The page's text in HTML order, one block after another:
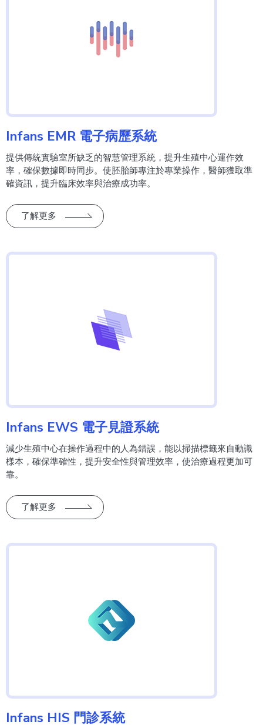
Infans EMR 電子病歷系統
提供傳統實驗室所缺乏的智慧管理系統，提升生殖中心運作效
率，確保數據即時同步。使胚胎師專注於專業操作，醫師獲取準
確資訊，提升臨床效率與治療成功率。
了解更多
Infans EWS 電子見證系統
減少生殖中心在操作過程中的人為錯誤，能以掃描標籤來自動識
樣本，確保準確性，提升安全性與管理效率，使治療過程更加可
靠。
了解更多
Infans HIS 門診系統